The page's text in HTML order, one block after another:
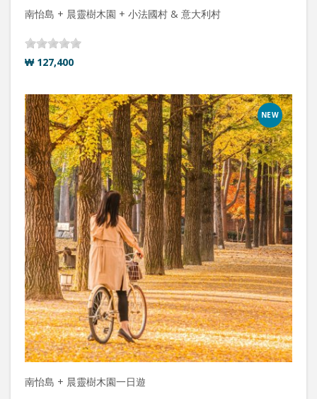
南怡島 + 晨靈樹木園 + 小法國村 & 意大利村
₩ 127,400
NEW
南怡島 + 晨靈樹木園一日遊